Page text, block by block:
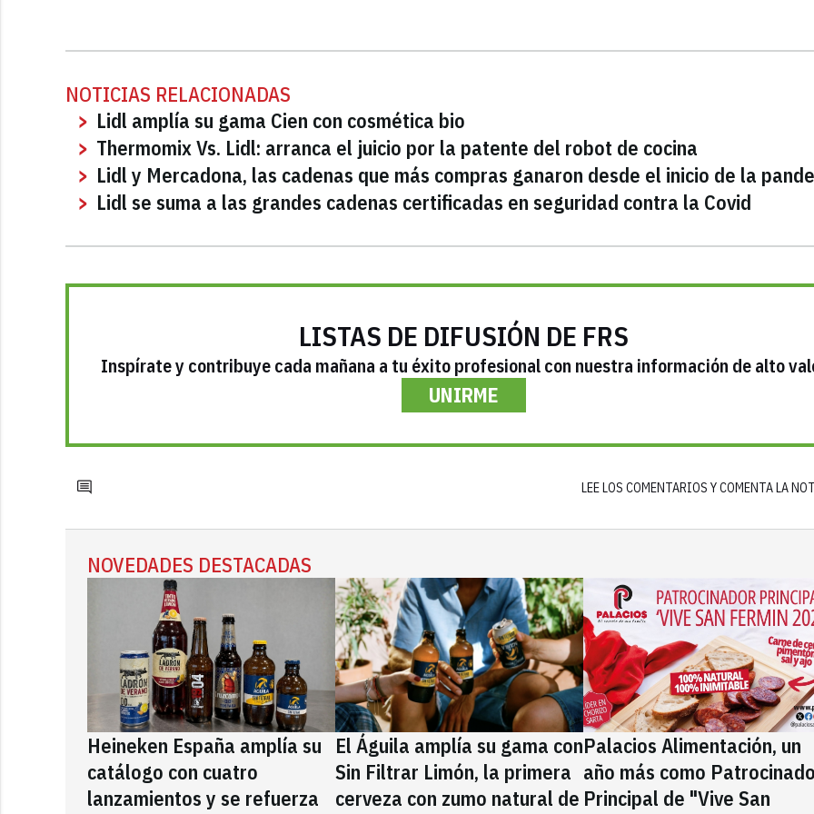
NOTICIAS RELACIONADAS
Lidl amplía su gama Cien con cosmética bio
Thermomix Vs. Lidl: arranca el juicio por la patente del robot de cocina
Lidl y Mercadona, las cadenas que más compras ganaron desde el inicio de la
Lidl se suma a las grandes cadenas certificadas en seguridad contra la Covid
LISTAS DE DIFUSIÓN DE FRS
Inspírate y contribuye cada mañana a tu éxito profesional con nuestra información de alto
UNIRME
LEE LOS COMENTARIOS Y COMENTA LA
NOVEDADES DESTACADAS
Heineken España amplía su
catálogo con cuatro
lanzamientos y se refuerza
El Águila amplía su gama con
Sin Filtrar Limón, la primera
cerveza con zumo natural de
Palacios Alimentación, un
año más como
Principal de "Vive San